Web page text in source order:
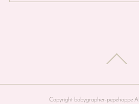
Copyright babygrapher-pepehoppe